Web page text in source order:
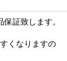
証致します。
くなりますの